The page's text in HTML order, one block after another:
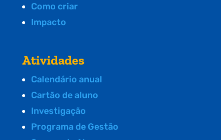
Como criar
Impacto
Atividades
Calendário anual
Cartão de aluno
Investigação
Programa de Gestão